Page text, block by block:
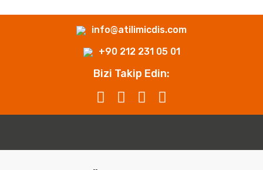
info@atilimicdis.com
+90 212 231 05 01
Bizi Takip Edin: